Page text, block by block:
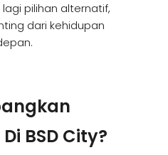
pilihan alternatif,
dari kehidupan
BSD City?